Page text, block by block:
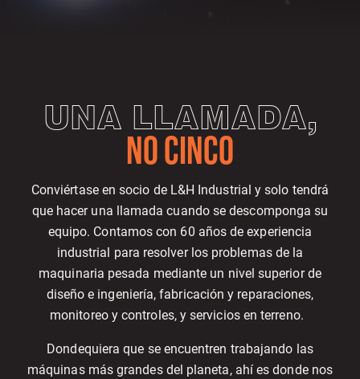
UNA LLAMADA,
NO CINCO
Conviértase en socio de L&H Industrial y solo tendrá
que hacer una llamada cuando se descomponga su
equipo. Contamos con 60 años de experiencia
industrial para resolver los problemas de la
maquinaria pesada mediante un nivel superior de
diseño e ingeniería, fabricación y reparaciones,
monitoreo y controles, y servicios en terreno.
Dondequiera que se encuentren trabajando las
máquinas más grandes del planeta, ahí es donde nos